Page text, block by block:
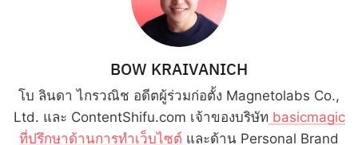
BOW KRAIVANICH
โบ ลินดา ไกรวณิช อดีตผู้ร่วมก่อตั้ง Magnetolabs Co.,
Ltd. และ ContentShifu.com เจ้าของบริษัท basicmagic
ที่ปรึกษาด้านการทำเว็บไซต์ และด้าน Personal Brand